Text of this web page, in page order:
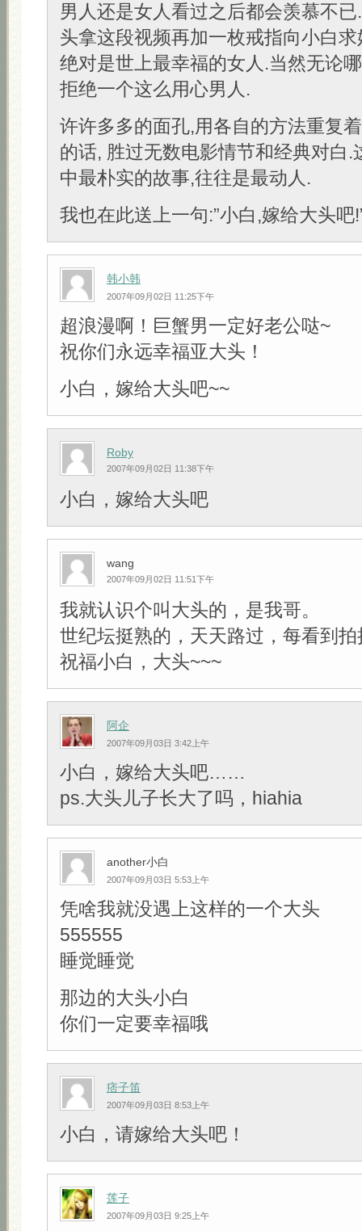
男人还是女人看过之后都会羡慕不
头拿这段视频再加一枚戒指向小白
绝对是世上最幸福的女人.当然无论
拒绝一个这么用心男人.
许许多多的面孔,用各自的方法重复
的话, 胜过无数电影情节和经典对白.
中最朴实的故事,往往是最动人.
我也在此送上一句:”小白,嫁给大头
韩小韩
2007年09月02日 11:25下午
超浪漫啊！巨蟹男一定好老公哒~
祝你们永远幸福亚大头！
小白，嫁给大头吧~~
Roby
2007年09月02日 11:38下午
小白，嫁给大头吧
wang
2007年09月02日 11:51下午
我就认识个叫大头的，是我哥。
世纪坛挺熟的，天天路过，每看到
祝福小白，大头~~~
阿企
2007年09月03日 3:42上午
小白，嫁给大头吧……
ps.大头儿子长大了吗，hiahia
another小白
2007年09月03日 5:53上午
凭啥我就没遇上这样的一个大头
555555
睡觉睡觉
那边的大头小白
你们一定要幸福哦
痞子笛
2007年09月03日 8:53上午
小白，请嫁给大头吧！
莲子
2007年09月03日 9:25上午